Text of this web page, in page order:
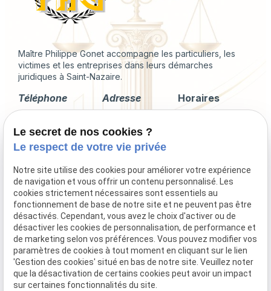
Maître Philippe Gonet accompagne les particuliers, les
victimes et les entreprises dans leurs démarches
juridiques à Saint-Nazaire.
Téléphone
Adresse
Corps de
Garde
44600 Saint-
Nazaire
Horaires
Droit immobilier
Droit de la famille
Procédures collectives
Indemnisation du préjudice corporel
Le secret de nos cookies ?
Le respect de votre vie privée
Notre site utilise des cookies pour améliorer votre expérience
de navigation et vous offrir un contenu personnalisé. Les
cookies strictement nécessaires sont essentiels au
fonctionnement de base de notre site et ne peuvent pas être
désactivés. Cependant, vous avez le choix d'activer ou de
désactiver les cookies de personnalisation, de performance et
de marketing selon vos préférences. Vous pouvez modifier vos
paramètres de cookies à tout moment en cliquant sur le lien
'Gestion des cookies' situé en bas de notre site. Veuillez noter
que la désactivation de certains cookies peut avoir un impact
sur certaines fonctionnalités du site.